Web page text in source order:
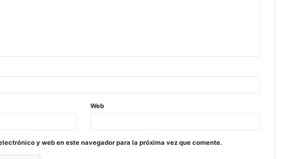
Web
y web en este navegador para la próxima vez que comente.